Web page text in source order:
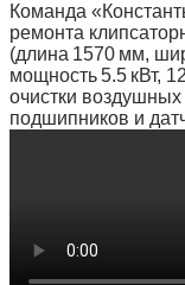
Команда
ремонта
(длина 1570 мм,
мощность 5.5 кВт,
очистки
подшипников и